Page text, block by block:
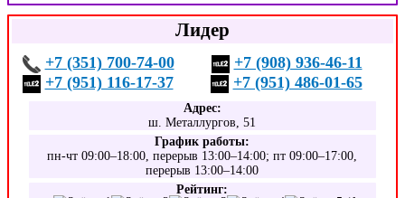
Лидер
+7 (351) 700-74-00
+7 (908) 936-46-11
+7 (951) 116-17-37
+7 (951) 486-01-65
Адрес:
ш. Металлургов, 51
График работы:
пн-чт 09:00–18:00, перерыв 13:00–14:00; пт 09:00–17:00,
перерыв 13:00–14:00
Рейтинг: